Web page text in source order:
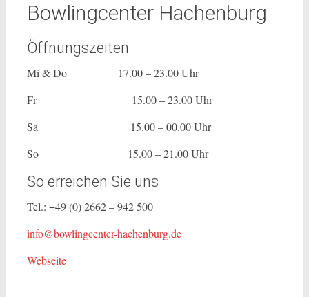
Bowlingcenter Hachenburg
Öffnungszeiten
Mi & Do 17.00 – 23.00 Uhr
Fr 15.00 – 23.00 Uhr
Sa 15.00 – 00.00 Uhr
So 15.00 – 21.00 Uhr
So erreichen Sie uns
Tel.: +49 (0) 2662 – 942 500
info@bowlingcenter-hachenburg.de
Webseite